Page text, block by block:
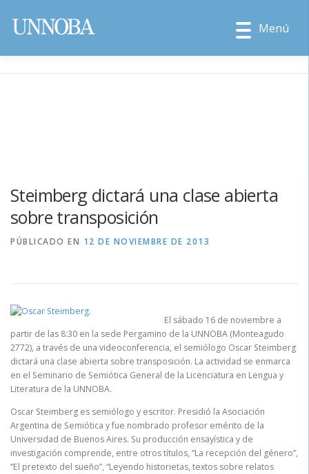
Menú
Steimberg dictará una clase abierta
sobre transposición
PÚBLICADO EN 12 DE NOVIEMBRE DE 2013
El sábado 16 de noviembre a
partir de las 8:30 en la sede Pergamino de la UNNOBA (Monteagudo
2772), a través de una videoconferencia, el semiólogo Oscar Steimberg
dictará una clase abierta sobre transposición. La actividad se enmarca
en el Seminario de Semiótica General de la Licenciatura en Lengua y
Literatura de la UNNOBA.
Oscar Steimberg es semiólogo y escritor. Presidió la Asociación
Argentina de Semiótica y fue nombrado profesor emérito de la
Universidad de Buenos Aires. Su producción ensayística y de
investigación comprende, entre otros títulos, “La recepción del género”,
“El pretexto del sueño”, “Leyendo historietas, textos sobre relatos